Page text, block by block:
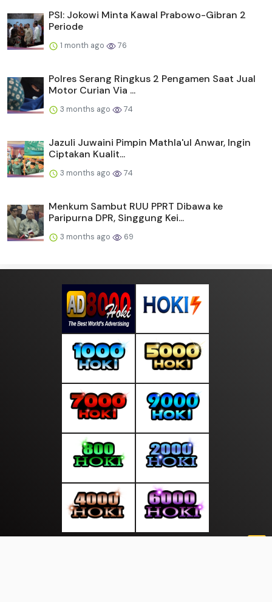
PSI: Jokowi Minta Kawal Prabowo-Gibran 2
Periode
1 month ago 76
Polres Serang Ringkus 2 Pengamen Saat Jual
Motor Curian Via ...
3 months ago 74
Jazuli Juwaini Pimpin Mathla'ul Anwar, Ingin
Ciptakan Kualit...
3 months ago 74
Menkum Sambut RUU PPRT Dibawa ke
Paripurna DPR, Singgung Kei...
3 months ago 69